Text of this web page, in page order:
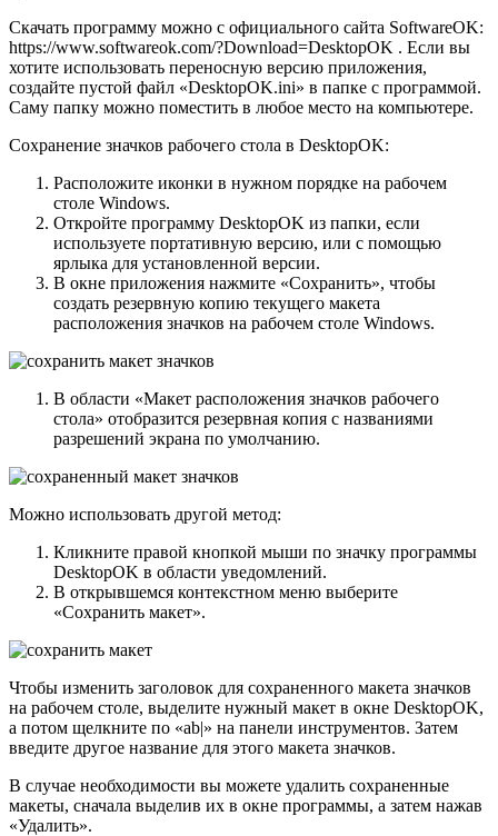
Скачать программу можно с официального сайта SoftwareOK:
https://www.softwareok.com/?Download=DesktopOK . Если вы
хотите использовать переносную версию приложения,
создайте пустой файл «DesktopOK.ini» в папке с программой.
Саму папку можно поместить в любое место на компьютере.
Сохранение значков рабочего стола в DesktopOK:
Расположите иконки в нужном порядке на рабочем
столе Windows.
Откройте программу DesktopOK из папки, если
используете портативную версию, или с помощью
ярлыка для установленной версии.
В окне приложения нажмите «Сохранить», чтобы
создать резервную копию текущего макета
расположения значков на рабочем столе Windows.
В области «Макет расположения значков рабочего
стола» отобразится резервная копия с названиями
разрешений экрана по умолчанию.
Можно использовать другой метод:
Кликните правой кнопкой мыши по значку программы
DesktopOK в области уведомлений.
В открывшемся контекстном меню выберите
«Сохранить макет».
Чтобы изменить заголовок для сохраненного макета значков
на рабочем столе, выделите нужный макет в окне DesktopOK,
а потом щелкните по «ab|» на панели инструментов. Затем
введите другое название для этого макета значков.
В случае необходимости вы можете удалить сохраненные
макеты, сначала выделив их в окне программы, а затем нажав
«Удалить».